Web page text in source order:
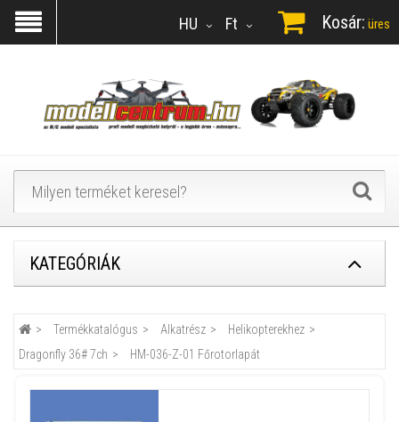
Ft
HU Kosár: üres
KATEGÓRIÁK
Termékkatalógus Alkatrész
Helikopterekhez
Dragonfly 36# 7ch
HM-036-Z-01 Főrotorlapát